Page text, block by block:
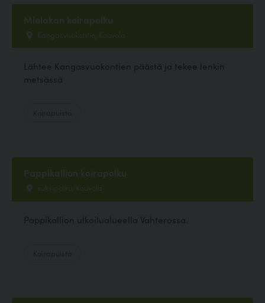
Mielakan koirapolku
Kangasvuokontie, Kouvola
Lähtee Kangasvuokontien päästä ja tekee lenkin
metsässä
Pappikallion koirapolku
suksipolku, Kouvola
Pappikallion ulkoilualueella Vahterossa.